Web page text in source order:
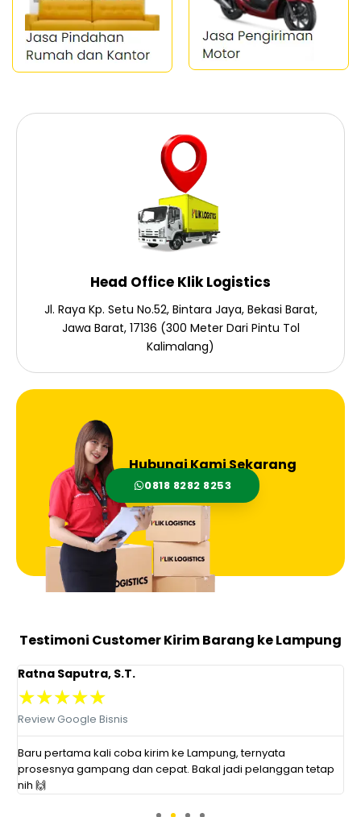
Head Office Klik Logistics
Jl. Raya Kp. Setu No.52, Bintara Jaya, Bekasi Barat,
Jawa Barat, 17136 (300 Meter Dari Pintu Tol
Kalimalang)
Hubungi Kami Sekarang
0818 8282 8253
Testimoni Customer Kirim Barang ke Lampung
Ratna Saputra, S.T.
★★★★★
Review Google Bisnis
Baru pertama kali coba kirim ke Lampung, ternyata
prosesnya gampang dan cepat. Bakal jadi pelanggan tetap
nih 🙌